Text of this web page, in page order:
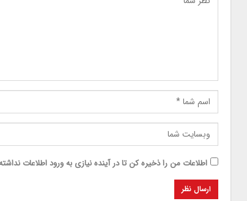
اطلاعات من را ذخیره کن تا در آینده نیازی به ورود اطلاعات